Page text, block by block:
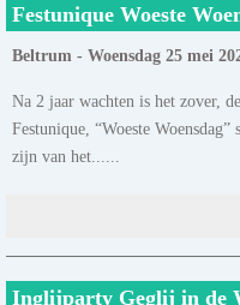
Festunique Woeste
Beltrum - Woensdag 25 mei
Na 2 jaar wachten is het zover,
Festunique, “Woeste
zijn van het......
Inglijparty Geglij in de